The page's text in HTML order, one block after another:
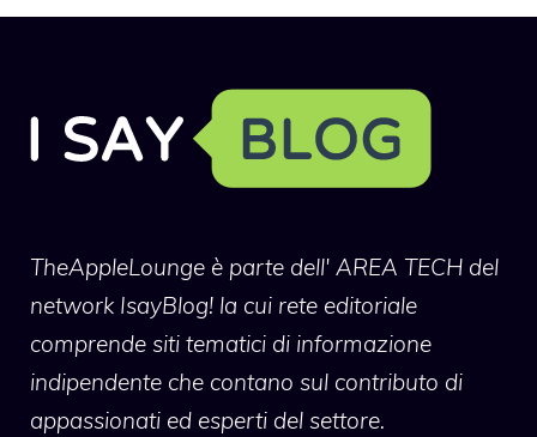
TheAppleLounge è parte dell' AREA TECH del
network IsayBlog! la cui rete editoriale
comprende siti tematici di informazione
indipendente che contano sul contributo di
appassionati ed esperti del settore.